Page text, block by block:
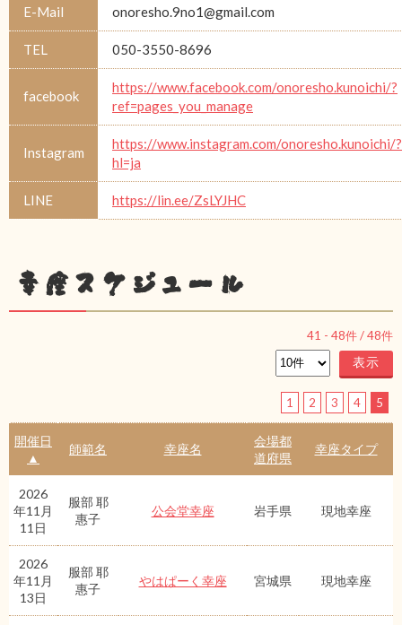
E-Mail onoresho.9no1@gmail.com
TEL 050-3550-8696
facebook
https://www.facebook.com/onoresho.kunoichi/?
ref=pages_you_manage
Instagram
https://www.instagram.com/onoresho.kunoichi/?
hl=ja
LINE https://lin.ee/ZsLYJHC
幸座スケジュール
41 - 48件 /48件
1 2 3 4 5
開催日
▲
師範名 幸座名
会場都
道府県
幸座タイプ
2026
年11月
11日
服部 耶
惠子
公会堂幸座 岩手県 現地幸座
2026
年11月
13日
服部 耶
惠子
やはぱーく幸座 宮城県 現地幸座